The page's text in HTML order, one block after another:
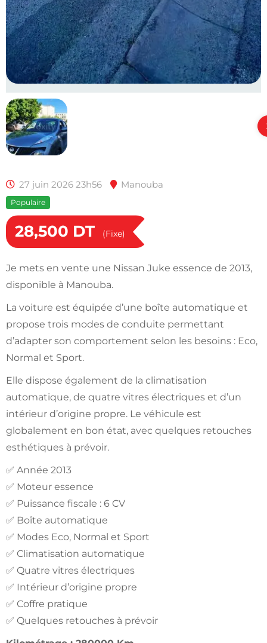
27 juin 2026 23h56 Manouba
Populaire
28,500 DT (Fixe)
Je mets en vente une Nissan Juke essence de 2013,
disponible à Manouba.
La voiture est équipée d’une boîte automatique et
propose trois modes de conduite permettant
d’adapter son comportement selon les besoins : Eco,
Normal et Sport.
Elle dispose également de la climatisation
automatique, de quatre vitres électriques et d’un
intérieur d’origine propre. Le véhicule est
globalement en bon état, avec quelques retouches
esthétiques à prévoir.
✅ Année 2013
✅ Moteur essence
✅ Puissance fiscale : 6 CV
✅ Boîte automatique
✅ Modes Eco, Normal et Sport
✅ Climatisation automatique
✅ Quatre vitres électriques
✅ Intérieur d’origine propre
✅ Coffre pratique
✅ Quelques retouches à prévoir